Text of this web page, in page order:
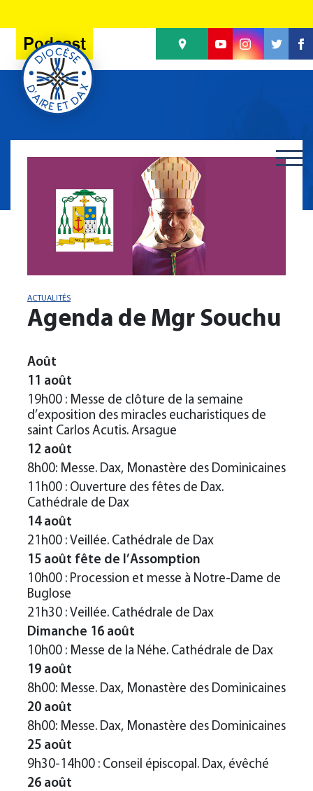
Podcast
ACTUALITÉS
Agenda de Mgr Souchu
Août
11 août
19h00 : Messe de clôture de la semaine
d’exposition des miracles eucharistiques de
saint Carlos Acutis. Arsague
12 août
8h00: Messe. Dax, Monastère des Dominicaines
11h00 : Ouverture des fêtes de Dax.
Cathédrale de Dax
14 août
21h00 : Veillée. Cathédrale de Dax
15 août fête de l’Assomption
10h00 : Procession et messe à Notre-Dame de
Buglose
21h30 : Veillée. Cathédrale de Dax
Dimanche 16 août
10h00 : Messe de la Néhe. Cathédrale de Dax
19 août
8h00: Messe. Dax, Monastère des Dominicaines
20 août
8h00: Messe. Dax, Monastère des Dominicaines
25 août
9h30-14h00 : Conseil épiscopal. Dax, évêché
26 août